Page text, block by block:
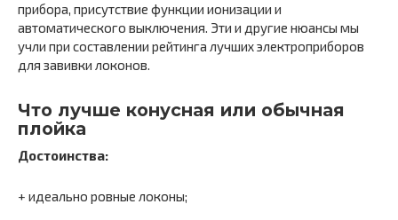
прибора, присутствие функции ионизации и
автоматического выключения. Эти и другие нюансы мы
учли при составлении рейтинга лучших электроприборов
для завивки локонов.
Что лучше конусная или обычная
плойка
Достоинства:
+ идеально ровные локоны;